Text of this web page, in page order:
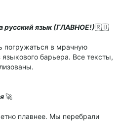
русский язык (ГЛАВНОЕ!)🇷🇺
погружаться в мрачную
барьера. Все тексты,
​🚀
плавнее. Мы перебрали